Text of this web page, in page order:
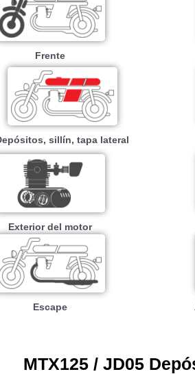
Frente
sillín, tapa lateral
Exterior del motor
Escape
MTX125 / JD05